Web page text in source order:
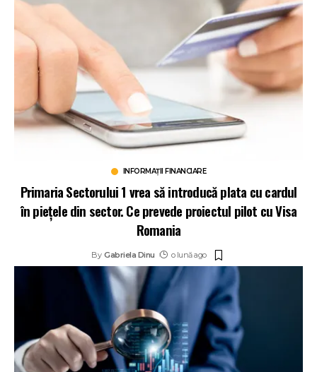
INFORMAȚII FINANCIARE
Primaria Sectorului 1 vrea să introducă plata cu cardul
în piețele din sector. Ce prevede proiectul pilot cu Visa
Romania
By Gabriela Dinu o lună ago